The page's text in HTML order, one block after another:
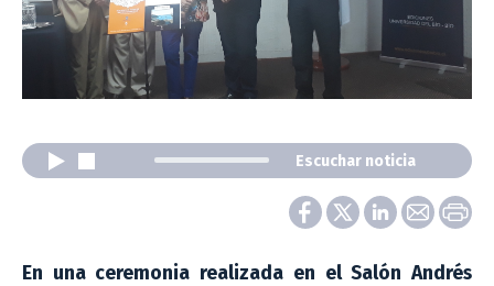
Escuchar noticia
En una ceremonia realizada en el Salón Andrés